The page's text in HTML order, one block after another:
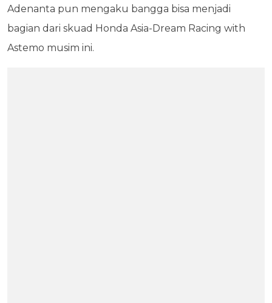
Adenanta pun mengaku bangga bisa menjadi
bagian dari skuad Honda Asia-Dream Racing with
Astemo musim ini.